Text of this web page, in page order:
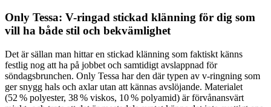
Only Tessa: V-ringad stickad klänning för dig som
vill ha både stil och bekvämlighet
Det är sällan man hittar en stickad klänning som faktiskt känns
festlig nog att ha på jobbet och samtidigt avslappnad för
söndagsbrunchen. Only Tessa har den där typen av v-ringning som
ger snygg hals och axlar utan att kännas avslöjande. Materialet
(52 % polyester, 38 % viskos, 10 % polyamid) är förvånansvärt